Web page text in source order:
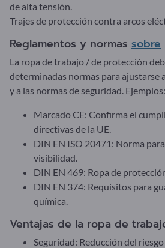
de alta tensión.
Trajes de protección contra arcos
Reglamentos y normas sobre
La ropa de trabajo / de protección
determinadas normas para ajustarse
y a las normas de seguridad. Ejemplos:
Marcado CE: Confirma el
directivas de la UE.
DIN EN ISO 20471: Norma
visibilidad.
DIN EN 469: Ropa de
DIN EN 374: Requisitos para
química.
Ventajas de la ropa de
Seguridad: Reducción del